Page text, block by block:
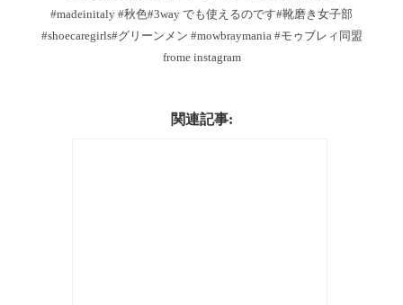
#madeinitaly #秋色#3way でも使えるのです#靴磨き女子部
#shoecaregirls#グリーンメン #mowbraymania #モゥブレィ同盟
frome instagram
関連記事: